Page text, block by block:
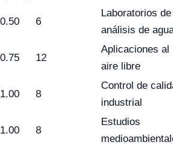
0.50 6
Laboratorios de
análisis de
0.75 12
Aplicaciones al
aire libre
1.00 8
Control de
industrial
1.00 8
Estudios